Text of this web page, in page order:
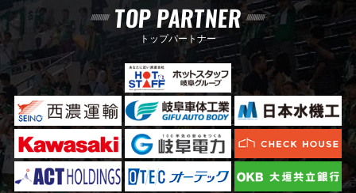
TOP PARTNER
トップパートナー